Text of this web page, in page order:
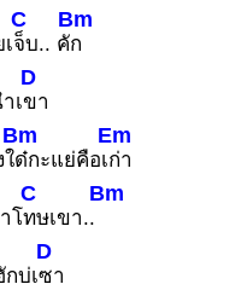
C
จ็บ.. คั
Bm
ก
เ
D
ขา
Bm
ด๋กะแย่คือเ
Em
ก่า
โ
C
ทษเขา..
Bm
บ่เ
D
ซา